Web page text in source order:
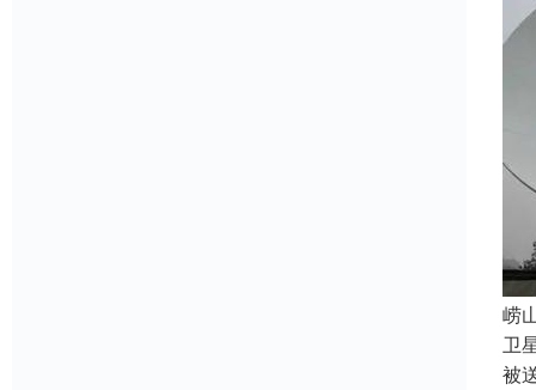
崂
卫
被